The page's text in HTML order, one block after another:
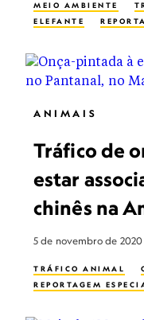
MEIO AMBIENTE
ELEFANTE
ANIMAIS
Tráfico de
estar
chinês na
5 de novembro de 2020
TRÁFICO ANIMAL
REPORTAGEM